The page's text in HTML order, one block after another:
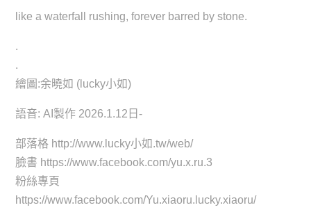
like a waterfall rushing, forever barred by stone.
.
.
繪圖:余曉如 (lucky小如)
語音: AI製作 2026.1.12日-
部落格 http://www.lucky小如.tw/web/
臉書 https://www.facebook.com/yu.x.ru.3
粉絲專頁
https://www.facebook.com/Yu.xiaoru.lucky.xiaoru/